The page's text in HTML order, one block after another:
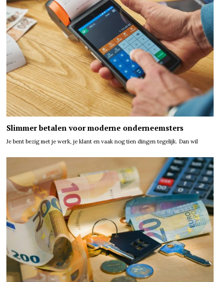
Slimmer betalen voor moderne onderneemsters
Je bent bezig met je werk, je klant en vaak nog tien dingen tegelijk. Dan wil